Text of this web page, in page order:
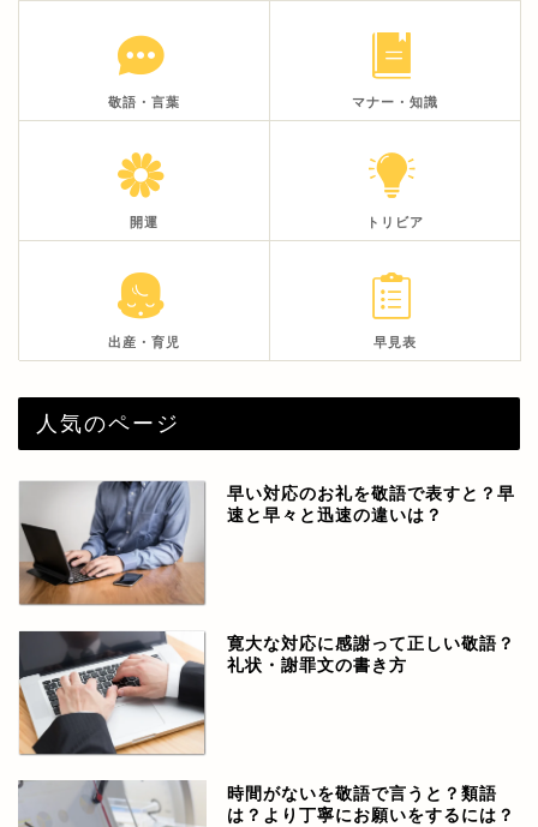
敬語・言葉 マナー・知識
開運 トリビア
出産・育児 早見表
人気のページ
早い対応のお礼を敬語で表すと？早
速と早々と迅速の違いは？
寛大な対応に感謝って正しい敬語？
礼状・謝罪文の書き方
時間がないを敬語で言うと？類語
は？より丁寧にお願いをするには？